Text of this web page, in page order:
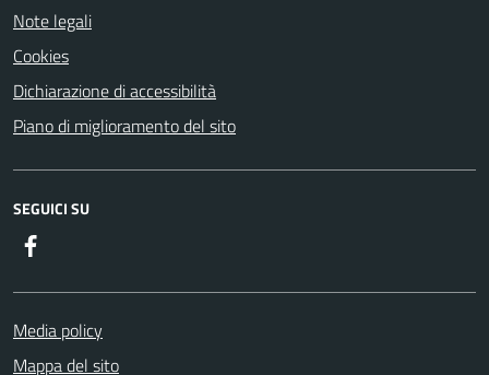
Note legali
Cookies
Dichiarazione di accessibilità
Piano di miglioramento del sito
SEGUICI SU
Media policy
Mappa del sito